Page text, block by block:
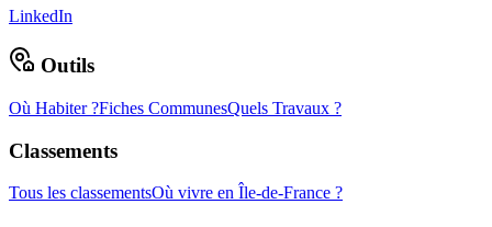
LinkedIn
Outils
Où Habiter ?Fiches CommunesQuels Travaux ?
Classements
Tous les classementsOù vivre en Île-de-France ?